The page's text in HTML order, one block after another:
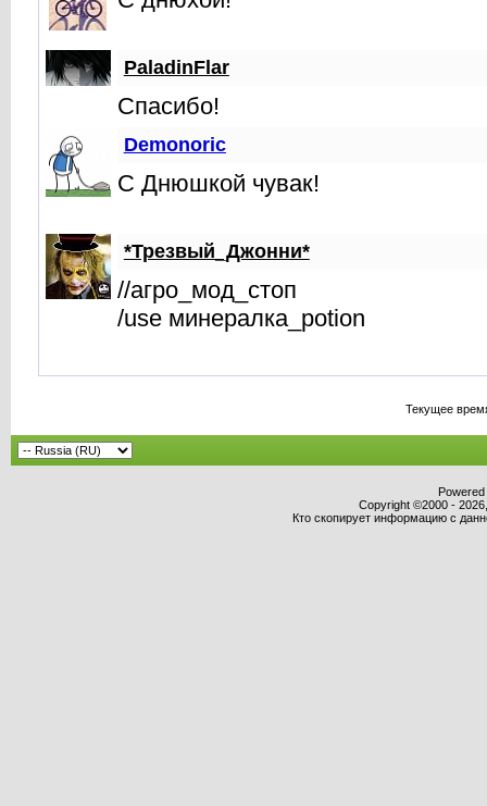
PaladinFlar
Спасибо!
Demonoric
С Днюшкой чувак!
*Трезвый_Джонни*
//агро_мод_стоп
/use минералка_potion
Текущее
Copyright ©2000 -
Кто скопирует информацию с